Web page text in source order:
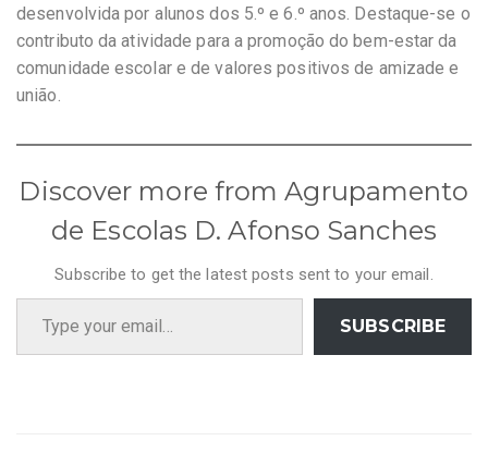
desenvolvida por alunos dos 5.º e 6.º anos. Destaque-se o
contributo da atividade para a promoção do bem-estar da
comunidade escolar e de valores positivos de amizade e
união.
Discover more from Agrupamento
de Escolas D. Afonso Sanches
Subscribe to get the latest posts sent to your email.
Type your email…
SUBSCRIBE